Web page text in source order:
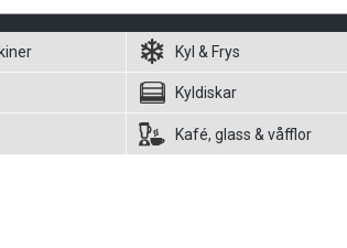
Kyl & Frys
Kyldiskar
Kafé, glass & våfflor